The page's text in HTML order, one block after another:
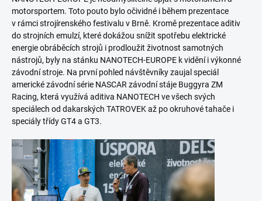
motorsportem. Toto pouto bylo očividné i během prezentace
v rámci strojírenského festivalu v Brně. Kromě prezentace aditiv
do strojních emulzí, které dokážou snížit spotřebu elektrické
energie obráběcích strojů i prodloužit životnost samotných
nástrojů, byly na stánku NANOTECH-EUROPE k vidění i výkonné
závodní stroje. Na první pohled návštěvníky zaujal speciál
americké závodní série NASCAR závodní stáje Buggyra ZM
Racing, která využívá aditiva NANOTECH ve všech svých
speciálech od dakarských TATROVEKaž po okruhové tahače i
speciály třídy GT4 a GT3.